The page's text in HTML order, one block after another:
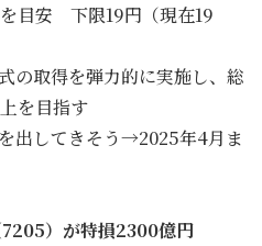
目安 下限19円（現在19
の取得を弾力的に実施し、総
を目指す
出してきそう→2025年4月ま
7205）が特損2300億円